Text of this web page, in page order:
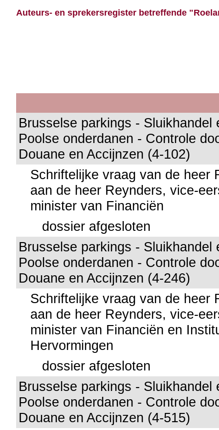
Auteurs- en sprekersregister betreffende
Brusselse parkings - Sluikhandel
Poolse onderdanen - Controle
Douane en Accijnzen (4-102)
Schriftelijke vraag van de heer
aan de heer Reynders, vice-
minister van Financiën
dossier afgesloten
Brusselse parkings - Sluikhandel
Poolse onderdanen - Controle
Douane en Accijnzen (4-246)
Schriftelijke vraag van de heer
aan de heer Reynders, vice-
minister van Financiën en
Hervormingen
dossier afgesloten
Brusselse parkings - Sluikhandel
Poolse onderdanen - Controle
Douane en Accijnzen (4-515)